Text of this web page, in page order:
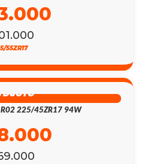
55ZR17
DSCTO
R02 225/45ZR17 94W